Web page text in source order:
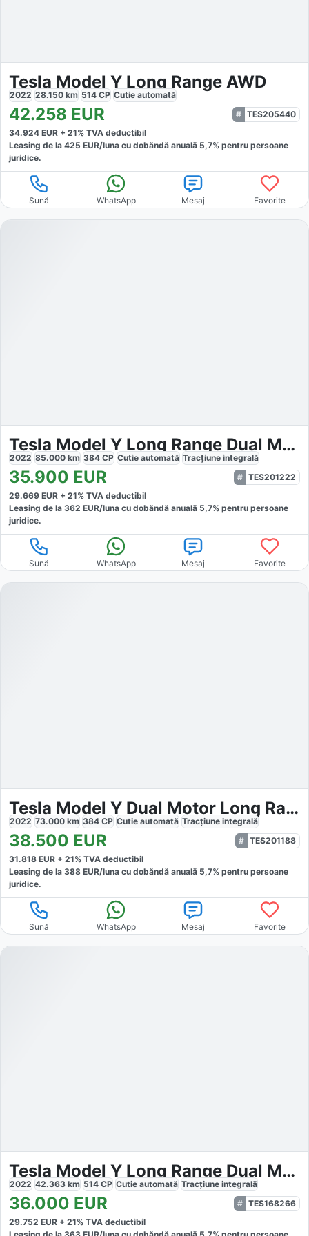
Tesla Model Y Long Range AWD
2022 28.150 km 514 CP Cutie automată
42.258 EUR
TES205440
34.924 EUR + 21% TVA deductibil
Leasing de la 425 EUR/luna cu dobăndă anuală 5,7% pentru persoane
juridice.
Sună WhatsApp Mesaj Favorite
Tesla Model Y Long Range Dual Motor
2022 85.000 km 384 CP Cutie automată Tracțiune integrală
35.900 EUR
TES201222
29.669 EUR + 21% TVA deductibil
Leasing de la 362 EUR/luna cu dobăndă anuală 5,7% pentru persoane
juridice.
Sună WhatsApp Mesaj Favorite
Tesla Model Y Dual Motor Long Range
2022 73.000 km 384 CP Cutie automată Tracțiune integrală
38.500 EUR
TES201188
31.818 EUR + 21% TVA deductibil
Leasing de la 388 EUR/luna cu dobăndă anuală 5,7% pentru persoane
juridice.
Sună WhatsApp Mesaj Favorite
Tesla Model Y Long Range Dual Motor AWD
2022 42.363 km 514 CP Cutie automată Tracțiune integrală
36.000 EUR
TES168266
29.752 EUR + 21% TVA deductibil